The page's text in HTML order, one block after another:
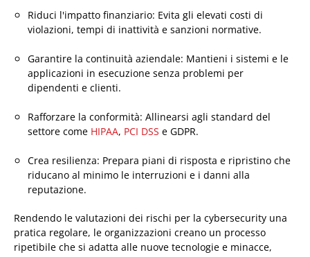
Riduci l'impatto finanziario: Evita gli elevati costi di
violazioni, tempi di inattività e sanzioni normative.
Garantire la continuità aziendale: Mantieni i sistemi e le
applicazioni in esecuzione senza problemi per
dipendenti e clienti.
Rafforzare la conformità: Allinearsi agli standard del
settore come HIPAA, PCI DSS e GDPR.
Crea resilienza: Prepara piani di risposta e ripristino che
riducano al minimo le interruzioni e i danni alla
reputazione.
Rendendo le valutazioni dei rischi per la cybersecurity una
pratica regolare, le organizzazioni creano un processo
ripetibile che si adatta alle nuove tecnologie e minacce,